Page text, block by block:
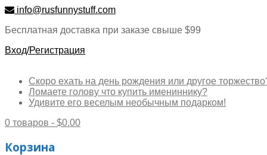
info@rusfunnystuff.com
Бесплатная доставка при заказе свыше $99
Вход/Регистрация
Скоро ехать на день рождения или другое
Ломаете голову что купить имениннику?
Удивите его веселым необычным подарком!
0 товаров - $0.00
Корзина